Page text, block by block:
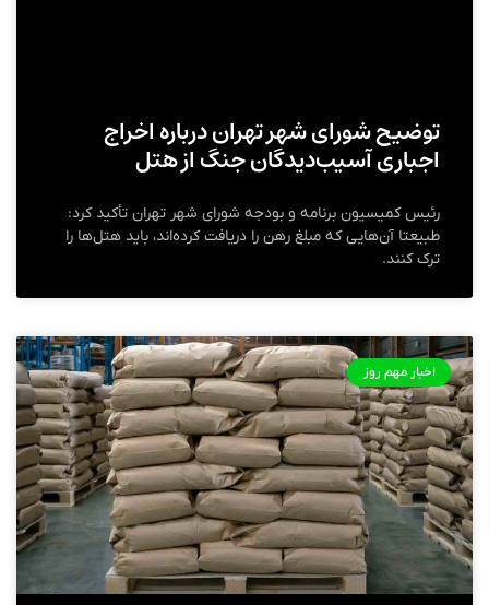
توضیح شورای شهر تهران درباره اخراج
اجباری آسیب‌دیدگان جنگ از هتل
رئیس کمیسیون برنامه و بودجه شورای شهر تهران تأکید کرد:
طبیعتا آن‌هایی که مبلغ رهن را دریافت کرده‌اند، باید هتل‌ها را
ترک کنند.
اخبار مهم روز